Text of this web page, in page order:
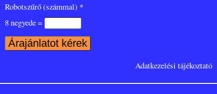
Robotszűrő (számmal) *
8 negyede =
Adatkezelési tájékoztató